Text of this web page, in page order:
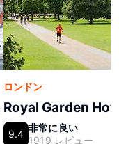
ロンドン
Royal Garden
9.4
非常に良い
1919 レビュー